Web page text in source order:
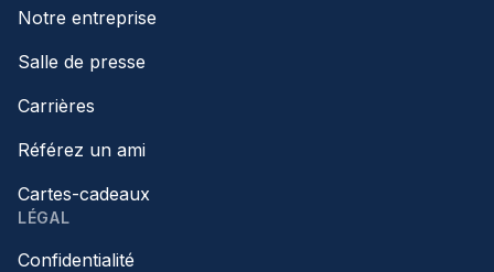
Notre entreprise
Salle de presse
Carrières
Référez un ami
Cartes-cadeaux
LÉGAL
Confidentialité